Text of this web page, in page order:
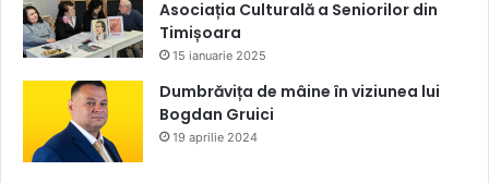
Asociația Culturală a Seniorilor din
Timișoara
15 ianuarie 2025
Dumbrăvița de mâine în viziunea lui
Bogdan Gruici
19 aprilie 2024